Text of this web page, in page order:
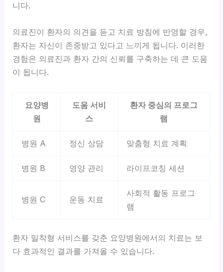
니다.
의료진이 환자의 의견을 듣고 치료 방침에 반영할 경우,
환자는 자신이 존중받고 있다고 느끼게 됩니다. 이러한
경험은 의료진과 환자 간의 신뢰를 구축하는 데 큰 도움
이 됩니다.
요양병
원
도움 서비
스
환자 중심의 프로그
램
병원 A 정신 상담 맞춤형 치료 계획
병원 B 영양 관리 라이프코칭 세션
병원 C 운동 치료
사회적 활동 프로그
램
환자 밀착형 서비스를 갖춘 요양병원에서의 치료는 보
다 효과적인 결과를 가져올 수 있습니다.